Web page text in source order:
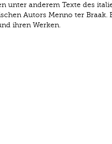
unter anderem Texte des
Autors Menno ter
ihren Werken.